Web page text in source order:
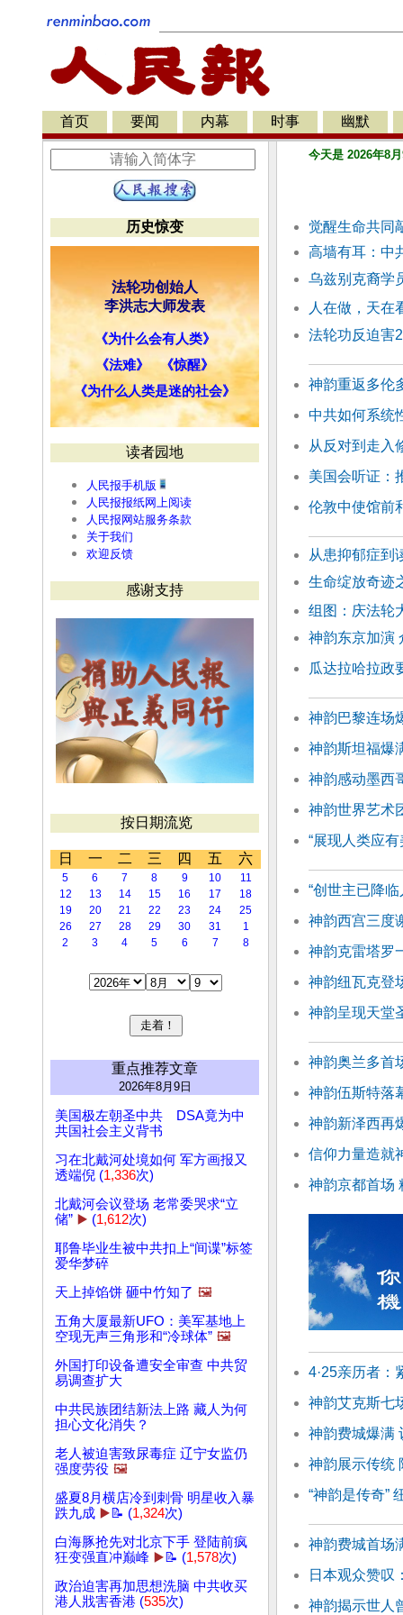
首页 要闻 内幕 时事 幽默
历史惊变
法轮功创始人
李洪志大师发表
《为什么会有人类》
《法难》
《惊醒》
《为什么人类是迷的社会》
读者园地
人民报手机版
人民报报纸网上阅读
人民报网站服务条款
关于我们
欢迎反馈
感谢支持
按日期流览
日 一 二 三 四 五 六
5 6 7 8 9 10
11
12
13 14 15 16 17
18
19
20 21 22 23 24
25
26
27 28 29 30 31
1
2
3 4 5 6 7 8
重点推荐文章
2026年8月9日
美国极左朝圣中共 DSA竟为中
共国社会主义背书
习在北戴河处境如何 军方画报又
透端倪 (1,336次)
北戴河会议登场 老常委哭求“立
储” ▶️ (1,612次)
耶鲁毕业生被中共扣上“间谍”标签
爱华梦碎
天上掉馅饼 砸中竹知了 🖼️
五角大厦最新UFO：美军基地上
空现无声三角形和“冷球体” 🖼️
外国打印设备遭安全审查 中共贸
易调查扩大
中共民族团结新法上路 藏人为何
担心文化消失？
老人被迫害致尿毒症 辽宁女监仍
强度劳役 🖼️
盛夏8月横店冷到刺骨 明星收入暴
跌九成 ▶️📝 (1,324次)
白海豚抢先对北京下手 登陆前疯
狂变强直冲巅峰 ▶️📝 (1,578次)
政治迫害再加思想洗脑 中共收买
港人戕害香港 (535次)
今天是 2026年8
觉醒生命共同
高墙有耳：中
乌兹别克裔学
人在做，天在
法轮功反迫害
神韵重返多伦
中共如何系统
从反对到走入
美国会听证：
伦敦中使馆前
从患抑郁症到
生命绽放奇迹
组图：庆法轮
神韵东京加演
瓜达拉哈拉政
神韵巴黎连场
神韵斯坦福爆
神韵感动墨西
神韵世界艺术
“展现人类应
“创世主已降
神韵西宫三度
神韵克雷塔罗
神韵纽瓦克登
神韵呈现天堂
神韵奥兰多首
神韵伍斯特落
神韵新泽西再
信仰力量造就
神韵京都首场
4·25亲历者：
神韵艾克斯七
神韵费城爆满
神韵展示传统
“神韵是传奇”
神韵费城首场
日本观众赞叹
神韵揭示世人